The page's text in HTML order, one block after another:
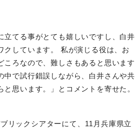
立てる事がとても嬉しいですし、白井
クしています。 私が演じる役は、お
ろなので、難しさもあると思います
中で試行錯誤しながら、白井さんや共
思います。」とコメントを寄せた。
リックシアターにて、 11 月兵庫県立